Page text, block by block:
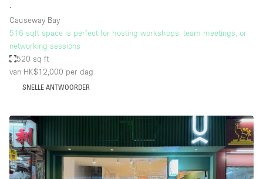
∙
Causeway Bay
516 sqft space is perfect for hosting workshops, team meetings, or
networking sessions
520 sq ft
van HK$12,000 per dag
SNELLE ANTWOORDER